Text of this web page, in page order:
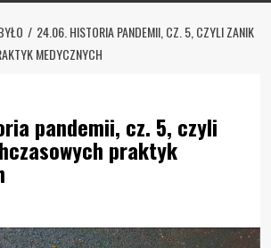
24.06. HISTORIA PANDEMII, CZ. 5, CZYLI ZANIK
MEDYCZNYCH
pandemii, cz. 5, czyli
praktyk